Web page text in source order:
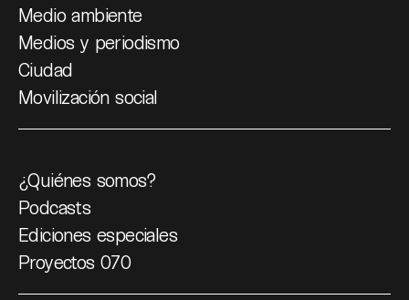
Medio ambiente
Medios y periodismo
Ciudad
Movilización social
¿Quiénes somos?
Podcasts
Ediciones especiales
Proyectos 070